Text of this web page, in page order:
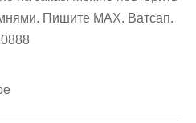
Пишите МАХ. Ватсап.